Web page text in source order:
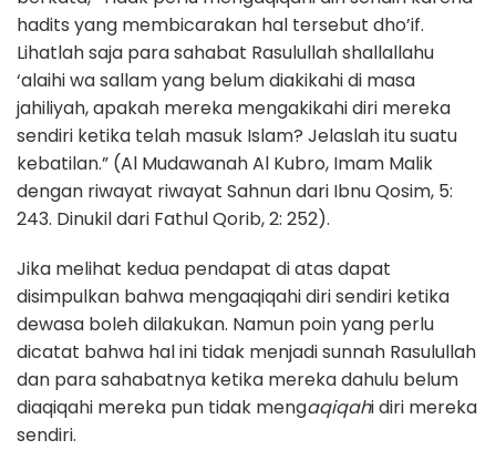
hadits yang membicarakan hal tersebut dho’if.
Lihatlah saja para sahabat Rasulullah shallallahu
‘alaihi wa sallam yang belum diakikahi di masa
jahiliyah, apakah mereka mengakikahi diri mereka
sendiri ketika telah masuk Islam? Jelaslah itu suatu
kebatilan.” (Al Mudawanah Al Kubro, Imam Malik
dengan riwayat riwayat Sahnun dari Ibnu Qosim, 5:
243. Dinukil dari Fathul Qorib, 2: 252).
Jika melihat kedua pendapat di atas dapat
disimpulkan bahwa mengaqiqahi diri sendiri ketika
dewasa boleh dilakukan. Namun poin yang perlu
dicatat bahwa hal ini tidak menjadi sunnah Rasulullah
dan para sahabatnya ketika mereka dahulu belum
diaqiqahi mereka pun tidak mengaqiqahi diri mereka
sendiri.